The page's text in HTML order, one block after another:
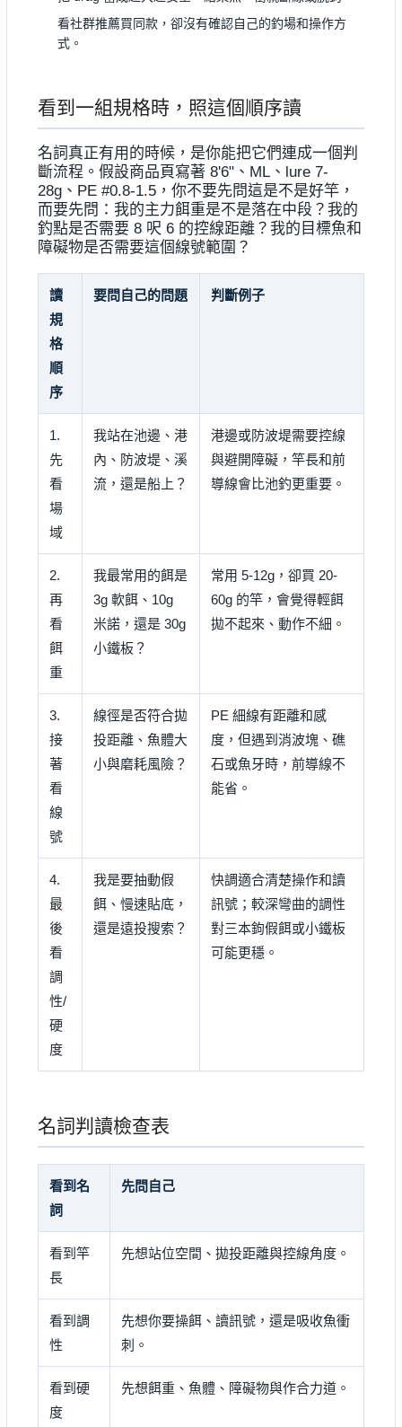
看社群推薦買同款，卻沒有確認自己的釣場和操作方
式。
看到一組規格時，照這個順序讀
名詞真正有用的時候，是你能把它們連成一個判
斷流程。假設商品頁寫著 8'6"、ML、lure 7-
28g、PE #0.8-1.5，你不要先問這是不是好竿，
而要先問：我的主力餌重是不是落在中段？我的
釣點是否需要 8 呎 6 的控線距離？我的目標魚和
障礙物是否需要這個線號範圍？
讀
規
格
順
序
要問自己的問題 判斷例子
1.
先
看
場
域
我站在池邊、港
內、防波堤、溪
流，還是船上？
港邊或防波堤需要控線
與避開障礙，竿長和前
導線會比池釣更重要。
2.
再
看
餌
重
我最常用的餌是
3g 軟餌、10g
米諾，還是 30g
小鐵板？
常用 5-12g，卻買 20-
60g 的竿，會覺得輕餌
拋不起來、動作不細。
3.
接
著
看
線
號
線徑是否符合拋
投距離、魚體大
小與磨耗風險？
PE 細線有距離和感
度，但遇到消波塊、礁
石或魚牙時，前導線不
能省。
4.
最
後
看
調
性/
硬
度
我是要抽動假
餌、慢速貼底，
還是遠投搜索？
快調適合清楚操作和讀
訊號；較深彎曲的調性
對三本鉤假餌或小鐵板
可能更穩。
名詞判讀檢查表
看到名
詞
先問自己
看到竿
長
先想站位空間、拋投距離與控線角度。
看到調
性
先想你要操餌、讀訊號，還是吸收魚衝
刺。
看到硬
度
先想餌重、魚體、障礙物與作合力道。